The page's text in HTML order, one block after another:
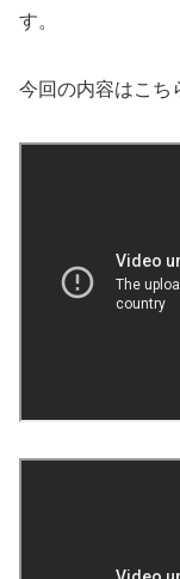
す。
今回の内容はこち